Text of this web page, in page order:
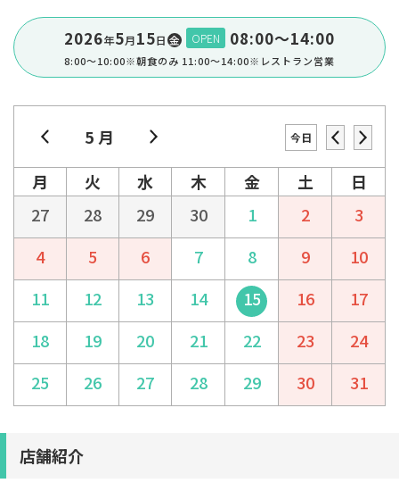
2026年5⽉15⽇ 金 OPEN 08:00〜14:00
8:00～10:00※朝食のみ 11:00～14:00※レストラン営業
5 月 今日
月 火 水 木 金 土
日
27
28 29 30 1 2
3
4
5 6 7 8 9
10
11
12 13 14 15 16
17
18
19 20 21 22 23
24
25
26 27 28 29 30 31
店舗紹介